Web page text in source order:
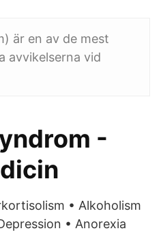
är en av de mest
avvikelserna vid
-
• Alkoholism
• Anorexia